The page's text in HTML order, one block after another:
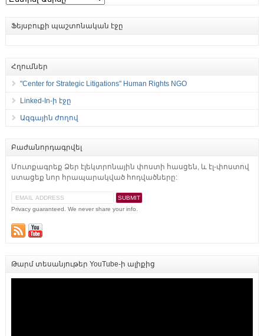
Ֆեյսբուքի պաշտոնական էջը
Հղումներ
"Center for Strategic Litigations" Human Rights NGO
Linked-In-ի էջը
Ազգային ժողով
Բաժանորդագրվել
Մուտքագրեք Ձեր էլեկտրոնային փոստի հասցեն, և էլ-փոստով
ստացեք նոր հրապարակված հոդվածները:
Privacy guaranteed. We never share your info.
Թարմ տեսանյութեր YouTube-ի ալիքից